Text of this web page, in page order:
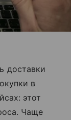
доставки
в
этот
Чаще